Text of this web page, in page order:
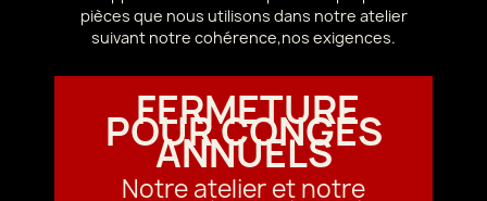
pièces que nous utilisons dans notre atelier
suivant notre cohérence,nos exigences.
FERMETURE
POUR CONGÉS
ANNUELS
Notre atelier et notre